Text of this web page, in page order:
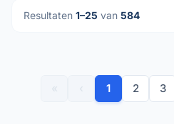
Resultaten 1–25 van 584
1 2 3